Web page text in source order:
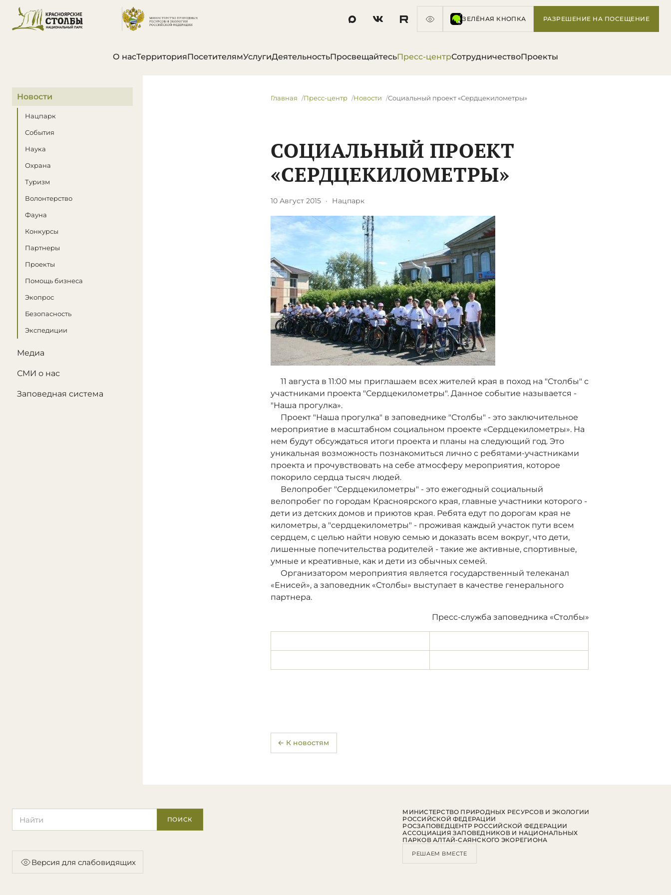
ЗЕЛЁНАЯ КНОПКА РАЗРЕШЕНИЕ НА ПОСЕЩЕНИЕ
О насТерриторияПосетителямУслугиДеятельностьПросвещайтесьПресс-центрСотрудничествоПроекты
В этом разделе
Новости
Нацпарк
События
Наука
Охрана
Туризм
Волонтерство
Фауна
Конкурсы
Партнеры
Проекты
Помощь бизнеса
Экопрос
Безопасность
Экспедиции
Медиа
СМИ о нас
Заповедная система
Главная Пресс-центр Новости Социальный проект «Сердцекилометры»
СОЦИАЛЬНЫЙ ПРОЕКТ
«СЕРДЦЕКИЛОМЕТРЫ»
10 Август 2015 · Нацпарк
11 августа в 11:00 мы приглашаем всех жителей края в поход на "Столбы" с
участниками проекта "Сердцекилометры". Данное событие называется -
"Наша прогулка».
Проект "Наша прогулка" в заповеднике "Столбы" - это заключительное
мероприятие в масштабном социальном проекте «Сердцекилометры». На
нем будут обсуждаться итоги проекта и планы на следующий год. Это
уникальная возможность познакомиться лично с ребятами-участниками
проекта и прочувствовать на себе атмосферу мероприятия, которое
покорило сердца тысяч людей.
Велопробег "Сердцекилометры" - это ежегодный социальный
велопробег по городам Красноярского края, главные участники которого -
дети из детских домов и приютов края. Ребята едут по дорогам края не
километры, а "сердцекилометры" - проживая каждый участок пути всем
сердцем, с целью найти новую семью и доказать всем вокруг, что дети,
лишенные попечительства родителей - такие же активные, спортивные,
умные и креативные, как и дети из обычных семей.
Организатором мероприятия является государственный телеканал
«Енисей», а заповедник «Столбы» выступает в качестве генерального
партнера.
Пресс-служба заповедника «Столбы»
← К новостям
ПОИСК
Версия для слабовидящих
МИНИСТЕРСТВО ПРИРОДНЫХ РЕСУРСОВ И ЭКОЛОГИИ
РОССИЙСКОЙ ФЕДЕРАЦИИ
РОСЗАПОВЕДЦЕНТР РОССИЙСКОЙ ФЕДЕРАЦИИ
АССОЦИАЦИЯ ЗАПОВЕДНИКОВ И НАЦИОНАЛЬНЫХ
ПАРКОВ АЛТАЙ-САЯНСКОГО ЭКОРЕГИОНА
РЕШАЕМ ВМЕСТЕ